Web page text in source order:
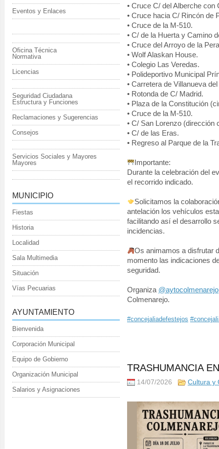
• Cruce C/ del Alberche con
• Cruce hacia C/ Rincón de
• Cruce de la M-510.
• C/ de la Huerta y Camino
• Cruce del Arroyo de la
• Wolf Alaskan House.
• Colegio Las Veredas.
• Polideportivo Municipal
• Carretera de Villanueva
• Rotonda de C/ Madrid.
• Plaza de la Constitución
• Cruce de la M-510.
• C/ San Lorenzo (dirección
• C/ de las Eras.
• Regreso al Parque de la
Importante:
Durante la celebración del
el recorrido indicado.
Solicitamos la
antelación los vehículos
facilitando así el desarrollo
incidencias.
Os animamos a disfrutar
momento las indicaciones
seguridad.
Organiza @aytocolmenarejo
Colmenarejo.
#concejaliadefestejos
TRASHUMANCIA
14/07/2026 Cultura y
Eventos y Enlaces
Oficina Técnica
Normativa
Licencias
Seguridad Ciudadana
Estructura y Funciones
Reclamaciones y Sugerencias
Consejos
Servicios Sociales y Mayores
Mayores
MUNICIPIO
Fiestas
Historia
Localidad
Sala Multimedia
Situación
Vías Pecuarias
AYUNTAMIENTO
Bienvenida
Corporación Municipal
Equipo de Gobierno
Organización Municipal
Salarios y Asignaciones